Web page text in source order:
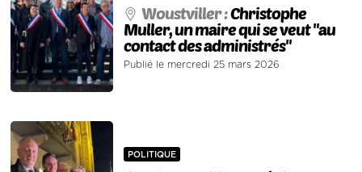
Woustviller :Christophe
Muller, un maire qui se veut "au
contact des administrés"
Publié le mercredi 25 mars 2026
POLITIQUE